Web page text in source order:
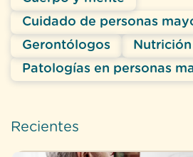
Cuidado de personas
Gerontólogos
Nutrición
Patologías en personas
Recientes